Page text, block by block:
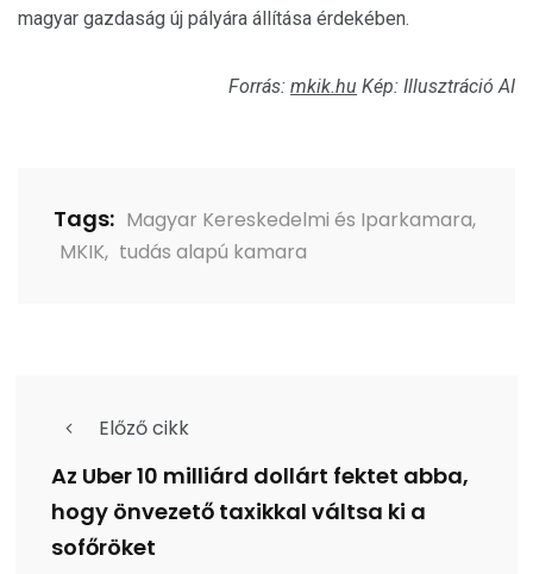
magyar gazdaság új pályára állítása érdekében.
Forrás: mkik.hu Kép: Illusztráció AI
Tags: Magyar Kereskedelmi és Iparkamara,
MKIK, tudás alapú kamara
Előző cikk
Az Uber 10 milliárd dollárt fektet abba,
hogy önvezető taxikkal váltsa ki a
sofőröket